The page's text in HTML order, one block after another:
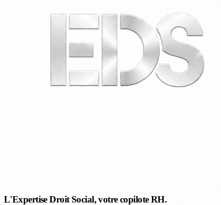
L'Expertise Droit Social, votre copilote RH.